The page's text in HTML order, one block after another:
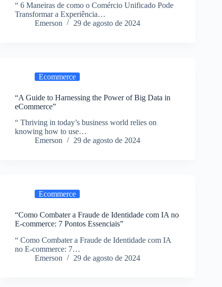
“ 6 Maneiras de como o Comércio Unificado Pode
Transformar a Experiência…
Emerson
29 de agosto de 2024
Ecommerce
“A Guide to Harnessing the Power of Big Data in
eCommerce”
“ Thriving in today’s business world relies on
knowing how to use…
Emerson
29 de agosto de 2024
Ecommerce
“Como Combater a Fraude de Identidade com IA no
E-commerce: 7 Pontos Essenciais”
“ Como Combater a Fraude de Identidade com IA
no E-commerce: 7…
Emerson
29 de agosto de 2024